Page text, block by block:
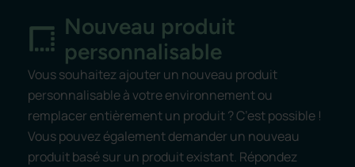
Nouveau produit
personnalisable
Vous souhaitez ajouter un nouveau produit
personnalisable à votre environnement ou
remplacer entièrement un produit ? C’est possible !
Vous pouvez également demander un nouveau
produit basé sur un produit existant. Répondez